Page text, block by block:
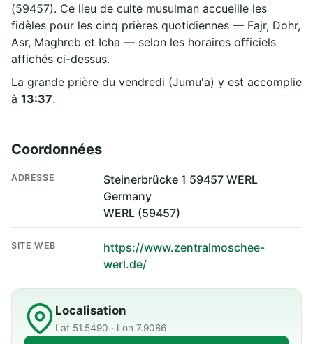
(59457). Ce lieu de culte musulman accueille les
fidèles pour les cinq prières quotidiennes — Fajr, Dohr,
Asr, Maghreb et Icha — selon les horaires officiels
affichés ci-dessus.
La grande prière du vendredi (Jumu'a) y est accomplie
à 13:37.
Coordonnées
ADRESSE
Steinerbrücke 1 59457 WERL
Germany
WERL (59457)
SITE WEB
https://www.zentralmoschee-
werl.de/
Localisation
Lat 51.5490 · Lon 7.9086